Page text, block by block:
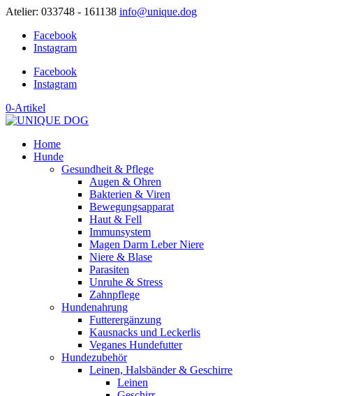
Atelier: 033748 - 161138 info@unique.dog
Facebook
Instagram
Facebook
Instagram
0-Artikel
Home
Hunde
Gesundheit & Pflege
Augen & Ohren
Bakterien & Viren
Bewegungsapparat
Haut & Fell
Immunsystem
Magen Darm Leber Niere
Niere & Blase
Parasiten
Unruhe & Stress
Zahnpflege
Hundenahrung
Futterergänzung
Kausnacks und Leckerlis
Veganes Hundefutter
Hundezubehör
Leinen, Halsbänder & Geschirre
Leinen